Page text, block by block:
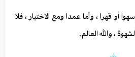
أو قهرا ، وأما عمدا ومع الاختيار ، فلا
، والله العالم.